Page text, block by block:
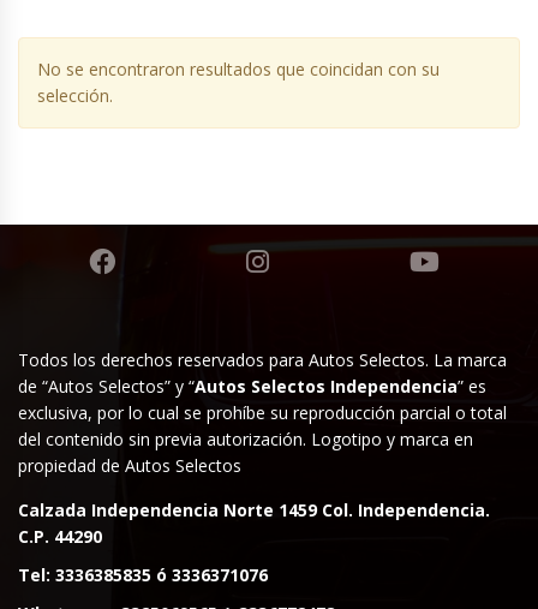
No se encontraron resultados que coincidan con su
selección.
Todos los derechos reservados para Autos Selectos. La marca
de “Autos Selectos” y “Autos Selectos Independencia” es
exclusiva, por lo cual se prohíbe su reproducción parcial o total
del contenido sin previa autorización. Logotipo y marca en
propiedad de Autos Selectos
Calzada Independencia Norte 1459 Col. Independencia.
C.P. 44290
Tel: 3336385835 ó 3336371076